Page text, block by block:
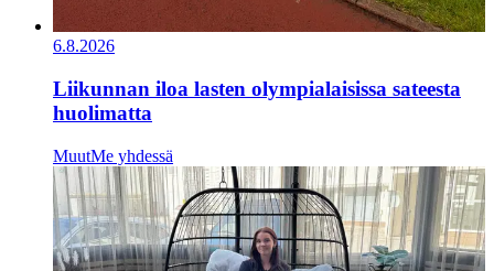
6.8.2026
Liikunnan iloa lasten olympialaisissa sateesta
huolimatta
MuutMe yhdessä